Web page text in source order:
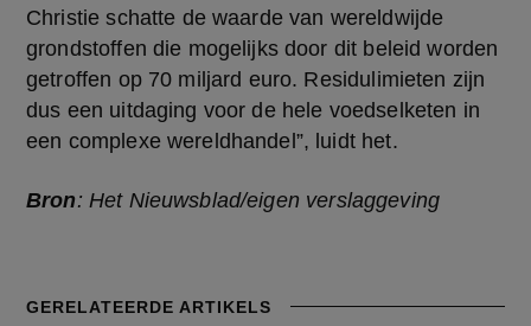
Christie schatte de waarde van wereldwijde
grondstoffen die mogelijks door dit beleid worden
getroffen op 70 miljard euro. Residulimieten zijn
dus een uitdaging voor de hele voedselketen in
een complexe wereldhandel”, luidt het.
Bron: Het Nieuwsblad/eigen verslaggeving
GERELATEERDE ARTIKELS